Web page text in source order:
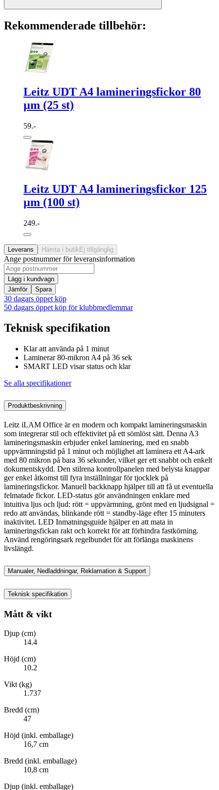
Rekommenderade tillbehör:
Leitz UDT A4 lamineringsfickor 80
µm (25 st)
59.-
Leitz UDT A4 lamineringsfickor 125
µm (100 st)
249.-
Leverans Hämta i butikEj tillgänglig
Ange postnummer för leveransinformation
Lägg i kundvagn
Jämför
Spara
30 dagars öppet köp
50 dagars öppet köp för klubbmedlemmar
Teknisk specifikation
Klar att använda på 1 minut
Laminerar 80-mikron A4 på 36 sek
SMART LED visar status och klar
Se alla specifikationer
Produktbeskrivning
Leitz iLAM Office är en modern och kompakt lamineringsmaskin
som integrerar stil och effektivitet på ett sömlöst sätt. Denna A3
lamineringsmaskin erbjuder enkel laminering, med en snabb
uppvärmningstid på 1 minut och möjlighet att laminera ett A4-ark
med 80 mikron på bara 36 sekunder, vilket ger ett snabbt och enkelt
dokumentskydd. Den stilrena kontrollpanelen med belysta knappar
ger enkel åtkomst till fyra inställningar för tjocklek på
lamineringsfickor. Manuell backknapp hjälper till att få ut eventuella
felmatade fickor. LED-status gör användningen enklare med
intuitiva ljus och ljud: rött = uppvärmning, grönt med en ljudsignal =
redo att användas, blinkande rött = standby-läge efter 15 minuters
inaktivitet. LED Inmatningsguide hjälper en att mata in
lamineringsfickan rakt och korrekt för att förhindra fastkörning.
Använd rengöringsark regelbundet för att förlänga maskinens
livslängd.
Manualer, Nedladdningar, Reklamation & Support
Teknisk specifikation
Mått & vikt
Djup (cm)
14.4
Höjd (cm)
10.2
Vikt (kg)
1.737
Bredd (cm)
47
Höjd (inkl. emballage)
16,7 cm
Bredd (inkl. emballage)
10,8 cm
Djup (inkl. emballage)